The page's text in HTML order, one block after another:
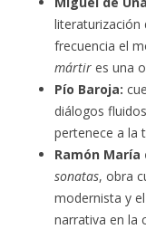
literaturización
frecuencia el
mártir es una
Pío Baroja:
diálogos
pertenece a la
Ramón María
sonatas, obra
modernista y
narrativa en la